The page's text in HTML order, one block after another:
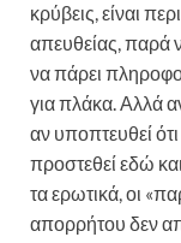
κρύβεις, είναι
απευθείας, παρά
να πάρει
για πλάκα. Αλλά
αν υποπτευθεί
προστεθεί εδώ
τα ερωτικά, οι
απορρήτου δεν